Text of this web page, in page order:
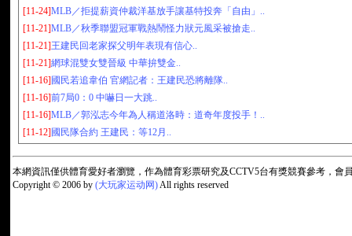
[11-24]MLB／拒提薪資仲裁洋基放手讓基特投奔「自由」..
[11-21]MLB／秋季聯盟冠軍戰熱鬧怪力狀元風采被搶走..
[11-21]王建民回老家探父明年表現有信心..
[11-21]網球混雙女雙晉級 中華拚雙金..
[11-16] 國民若追韋伯 官網記者：王建民恐將離隊..
[11-16]前7局0：0 中嚇日一大跳..
[11-16]MLB／郭泓志今年為人稱道洛時：道奇年度投手！..
[11-12] 國民隊合約 王建民：等12月..
本網資訊僅供體育愛好者瀏覽，作為體育彩票研究及CCTV5台有獎競賽參考，
Copyright © 2006 by (大玩家运动网)All rights reserved